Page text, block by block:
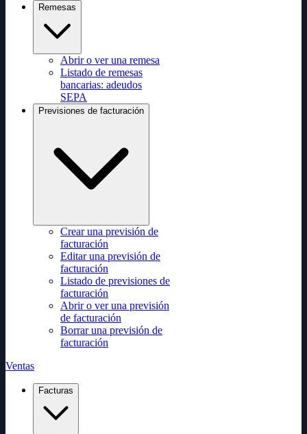
Remesas
Abrir o ver una remesa
Listado de remesas
bancarias: adeudos
SEPA
Previsiones de facturación
Crear una previsión de
facturación
Editar una previsión de
facturación
Listado de previsiones de
facturación
Abrir o ver una previsión
de facturación
Borrar una previsión de
facturación
Ventas
Facturas